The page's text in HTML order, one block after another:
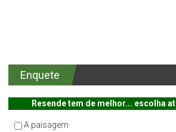
Enquete
Resende tem de melhor... escolha
A paisagem